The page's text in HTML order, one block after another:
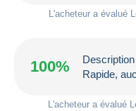
L'acheteur a évalué
100%
Rapide,
L'acheteur a évalué